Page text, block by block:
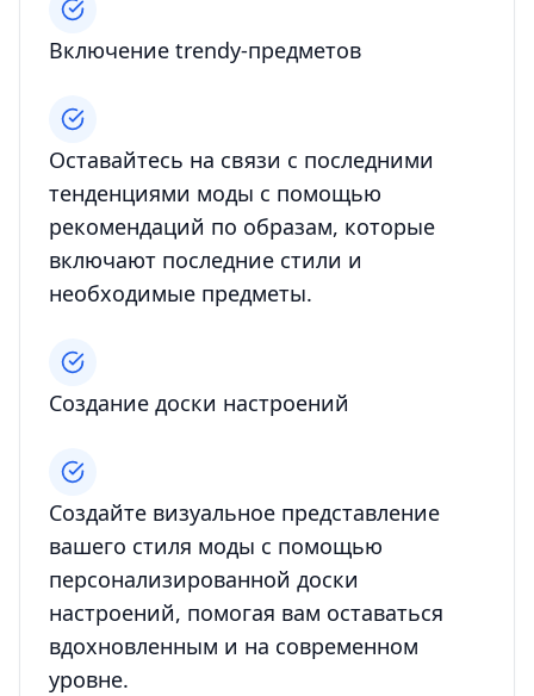
Включение trendy-предметов
Оставайтесь на связи с последними
тенденциями моды с помощью
рекомендаций по образам, которые
включают последние стили и
необходимые предметы.
Создание доски настроений
Создайте визуальное представление
вашего стиля моды с помощью
персонализированной доски
настроений, помогая вам оставаться
вдохновленным и на современном
уровне.